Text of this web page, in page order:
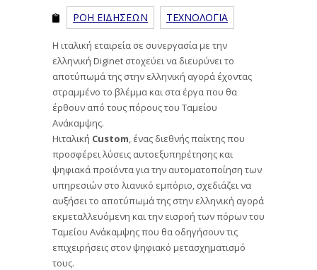
ΡΟΗ ΕΙΔΗΣΕΩΝ ΤΕΧΝΟΛΟΓΙΑ
Η ιταλική εταιρεία σε συνεργασία με την
ελληνική Diginet στοχεύει να διευρύνει το
αποτύπωμά της στην ελληνική αγορά έχοντας
στραμμένο το βλέμμα και στα έργα που θα
έρθουν από τους πόρους του Ταμείου
Ανάκαμψης.
Ηιταλική Custom, ένας διεθνής παίκτης που
προσφέρει λύσεις αυτοεξυπηρέτησης και
ψηφιακά προϊόντα για την αυτοματοποίηση των
υπηρεσιών στο λιανικό εμπόριο, σχεδιάζει να
αυξήσει το αποτύπωμά της στην ελληνική αγορά
εκμεταλλευόμενη και την εισροή των πόρων του
Ταμείου Ανάκαμψης που θα οδηγήσουν τις
επιχειρήσεις στον ψηφιακό μετασχηματισμό
τους.